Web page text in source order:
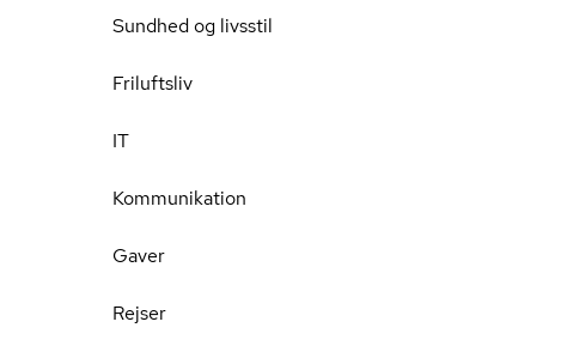
Sundhed og livsstil
Friluftsliv
IT
Kommunikation
Gaver
Rejser